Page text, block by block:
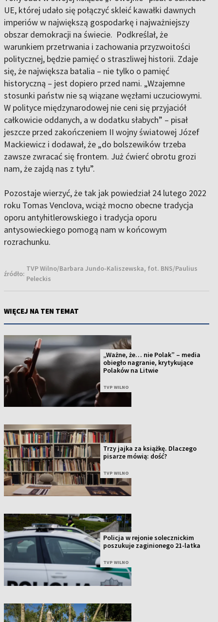
UE, której udało się połączyć skleić kawałki dawnych
imperiów w największą gospodarkę i najważniejszy
obszar demokracji na świecie. Podkreślał, że
warunkiem przetrwania i zachowania przyzwoitości
politycznej, będzie pamięć o straszliwej historii. Zdaje
się, że największa batalia – nie tylko o pamięć
historyczną – jest dopiero przed nami. „Wzajemne
stosunki państw nie są wiązane węzłami uczuciowymi.
W polityce międzynarodowej nie ceni się przyjaciół
całkowicie oddanych, a w dodatku słabych” – pisał
jeszcze przed zakończeniem II wojny światowej Józef
Mackiewicz i dodawał, że „do bolszewików trzeba
zawsze zwracać się frontem. Już ćwierć obrotu grozi
nam, że zajdą nas z tyłu”.
Pozostaje wierzyć, że tak jak powiedział 24 lutego 2022
roku Tomas Venclova, wciąż mocno obecne tradycja
oporu antyhitlerowskiego i tradycja oporu
antysowieckiego pomogą nam w końcowym
rozrachunku.
źródło:
TVP Wilno/Barbara Jundo-Kaliszewska, fot. BNS/Paulius
Peleckis
WIĘCEJ NA TEN TEMAT
„Ważne, że… nie Polak” – media
obiegło nagranie, krytykujące
Polaków na Litwie
TVP WILNO
Trzy jajka za książkę. Dlaczego
pisarze mówią: dość?
TVP WILNO
Policja w rejonie solecznickim
poszukuje zaginionego 21-latka
TVP WILNO